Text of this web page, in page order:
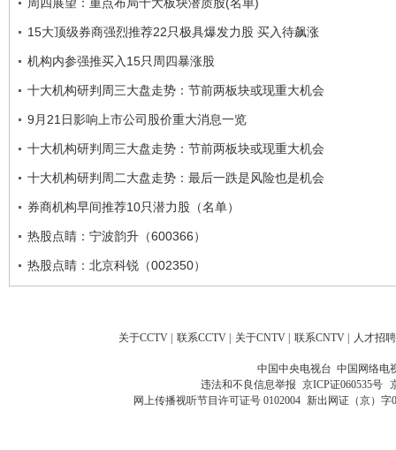
15大顶级券商强烈推荐22只极具爆发力股 买入待飙涨
机构内参强推买入15只周四暴涨股
十大机构研判周三大盘走势：节前两板块或现重大机会
9月21日影响上市公司股价重大消息一览
十大机构研判周三大盘走势：节前两板块或现重大机会
十大机构研判周二大盘走势：最后一跌是风险也是机会
券商机构早间推荐10只潜力股（名单）
热股点睛：宁波韵升（600366）
热股点睛：北京科锐（002350）
关于CCTV | 联系CCTV | 关于CNTV | 联系CNTV | 人才招聘
中国中央电视台 中国网络电
违法和不良信息举报 京ICP证060535号
网上传播视听节目许可证号 0102004 新出网证（京）